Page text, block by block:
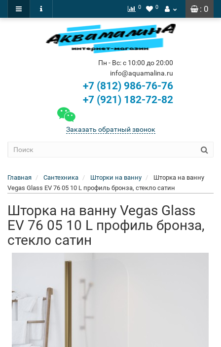
: 0
0 0
Пн - Вс: с 10:00 до 20:00
info@aquamalina.ru
+7 (812) 986-76-76
+7 (921) 182-72-82
Заказать обратный звонок
Главная Сантехника Шторки на ванну
Шторка на ванну
Vegas Glass EV 76 05 10 L профиль бронза, стекло сатин
Шторка на ванну Vegas Glass
EV 76 05 10 L профиль бронза,
стекло сатин